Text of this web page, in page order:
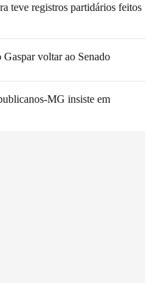
teve registros partidários feitos
voltar ao Senado
MG insiste em